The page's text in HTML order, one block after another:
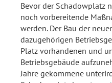
Bevor der Schadowplatz
noch vorbereitende
werden. Der Bau der
dazugehörigen
Platz vorhandenen und
Betriebsgebäude
Jahre gekommene